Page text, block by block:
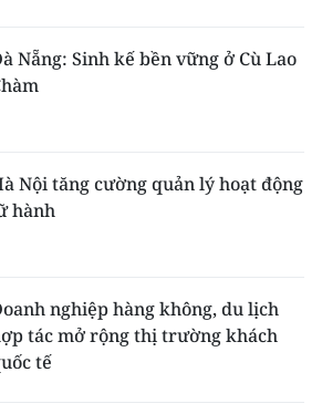
Nẵng: Sinh kế bền vững ở Cù Lao
Nội tăng cường quản lý hoạt động
hành
nghiệp hàng không, du lịch
tác mở rộng thị trường khách
tế